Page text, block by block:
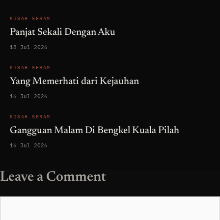
KISAH SERAM
Panjat Sekali Dengan Aku
18 Jul 2026
KISAH SERAM
Yang Memerhati dari Kejauhan
16 Jul 2026
KISAH SERAM
Gangguan Malam Di Bengkel Kuala Pilah
16 Jul 2026
Leave a Comment